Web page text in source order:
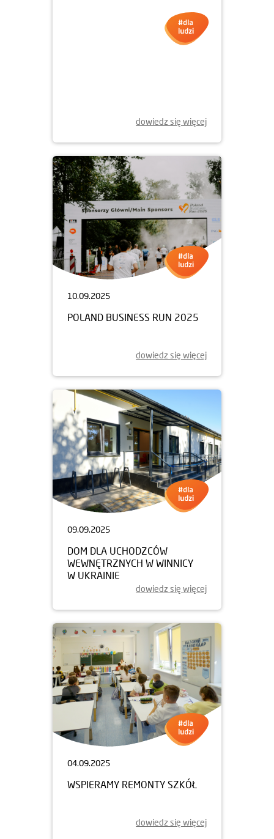
dowiedz się więcej
10.09.2025
POLAND BUSINESS RUN 2025
dowiedz się więcej
09.09.2025
DOM DLA UCHODZCÓW
WEWNĘTRZNYCH W WINNICY
W UKRAINIE
dowiedz się więcej
04.09.2025
WSPIERAMY REMONTY SZKÓŁ
dowiedz się więcej